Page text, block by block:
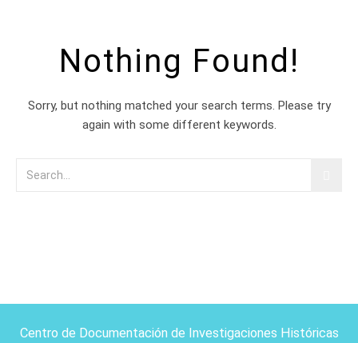
Nothing Found!
Sorry, but nothing matched your search terms. Please try
again with some different keywords.
Centro de Documentación de Investigaciones Históricas